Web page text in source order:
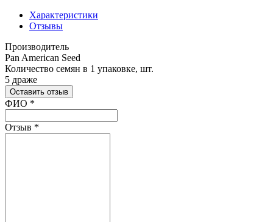
Характеристики
Отзывы
Производитель
Pan American Seed
Количество семян в 1 упаковке, шт.
5 драже
Оставить отзыв
Ваш отзыв был отправлен!
ФИО *
Отзыв *